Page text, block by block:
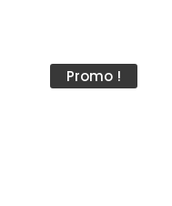
Promo !